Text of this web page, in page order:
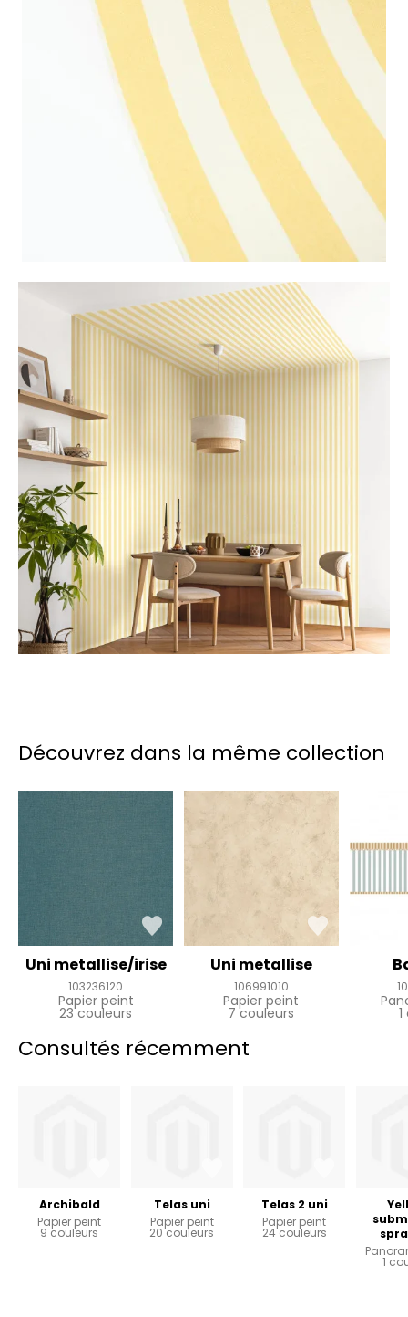
Découvrez dans la même collection
Uni metallise/irise
103236120
Papier peint
23 couleurs
Uni metallise
106991010
Papier peint
7 couleurs
Consultés récemment
Archibald
Papier peint
9 couleurs
Telas uni
Papier peint
20 couleurs
Telas 2 uni
Papier peint
24 couleurs
1